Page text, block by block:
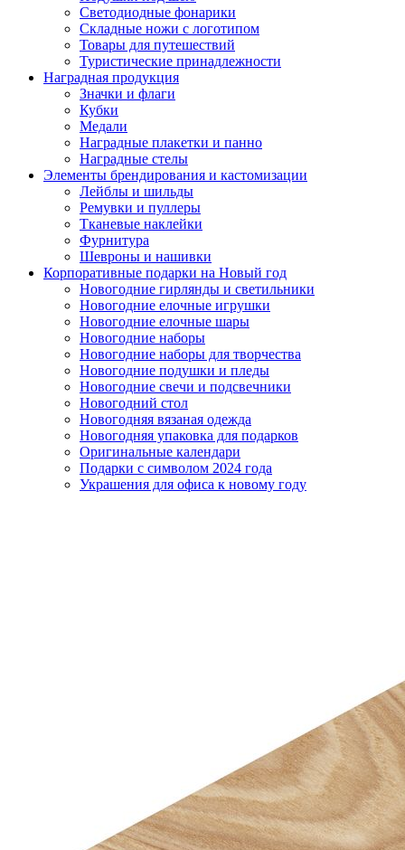
Светодиодные фонарики
Складные ножи с логотипом
Товары для путешествий
Туристические принадлежности
Наградная продукция
Значки и флаги
Кубки
Медали
Наградные плакетки и панно
Наградные стелы
Элементы брендирования и кастомизации
Лейблы и шильды
Ремувки и пуллеры
Тканевые наклейки
Фурнитура
Шевроны и нашивки
Корпоративные подарки на Новый год
Новогодние гирлянды и светильники
Новогодние елочные игрушки
Новогодние елочные шары
Новогодние наборы
Новогодние наборы для творчества
Новогодние подушки и пледы
Новогодние свечи и подсвечники
Новогодний стол
Новогодняя вязаная одежда
Новогодняя упаковка для подарков
Оригинальные календари
Подарки с символом 2024 года
Украшения для офиса к новому году